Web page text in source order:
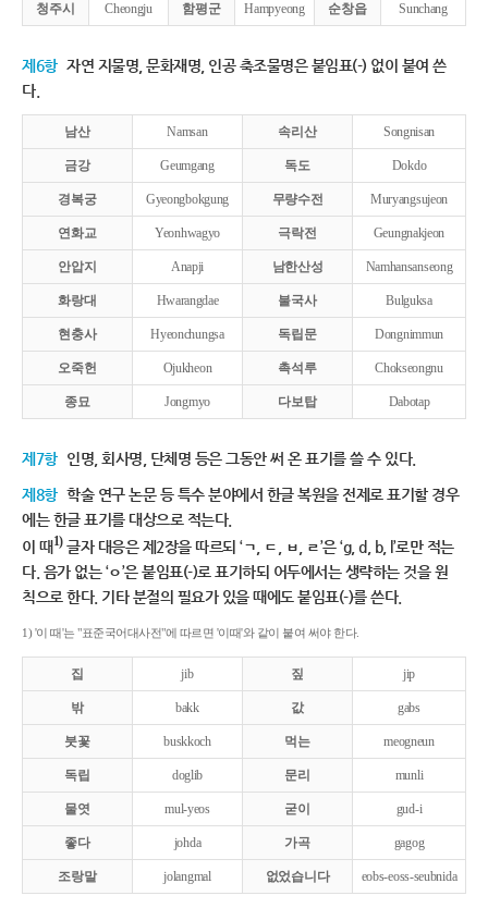
청주시 Cheongju 함평군 Hampyeong 순창읍 Sunchang
제6항 자연 지물명, 문화재명, 인공 축조물명은 붙임표(-) 없이 붙여 쓴
다.
남산 Namsan 속리산 Songnisan
금강 Geumgang 독도 Dokdo
경복궁 Gyeongbokgung 무량수전 Muryangsujeon
연화교 Yeonhwagyo 극락전 Geungnakjeon
안압지 Anapji 남한산성 Namhansanseong
화랑대 Hwarangdae 불국사 Bulguksa
현충사 Hyeonchungsa 독립문 Dongnimmun
오죽헌 Ojukheon 촉석루 Chokseongnu
종묘 Jongmyo 다보탑 Dabotap
제7항 인명, 회사명, 단체명 등은 그동안 써 온 표기를 쓸 수 있다.
제8항 학술 연구 논문 등 특수 분야에서 한글 복원을 전제로 표기할 경우
에는 한글 표기를 대상으로 적는다.
이 때1)글자 대응은 제2장을 따르되 ‘ㄱ, ㄷ, ㅂ, ㄹ’은 ‘g, d, b, l’로만 적는
다. 음가 없는 ‘ㅇ’은 붙임표(-)로 표기하되 어두에서는 생략하는 것을 원
칙으로 한다. 기타 분절의 필요가 있을 때에도 붙임표(-)를 쓴다.
1) '이 때'는 "표준국어대사전"에 따르면 '이때'와 같이 붙여 써야 한다.
집 jib 짚 jip
밖 bakk 값 gabs
붓꽃 buskkoch 먹는 meogneun
독립 doglib 문리 munli
물엿 mul-yeos 굳이 gud-i
좋다 johda 가곡 gagog
조랑말 jolangmal 없었습니다 eobs-eoss-seubnida